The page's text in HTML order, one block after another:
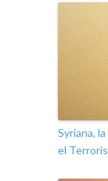
Syriana,
el